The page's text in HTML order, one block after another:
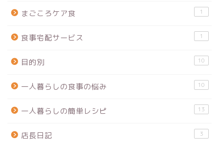
まごころケア食 1
食事宅配サービス 1
目的別 10
一人暮らしの食事の悩み 10
一人暮らしの簡単レシピ 13
店長日記 3